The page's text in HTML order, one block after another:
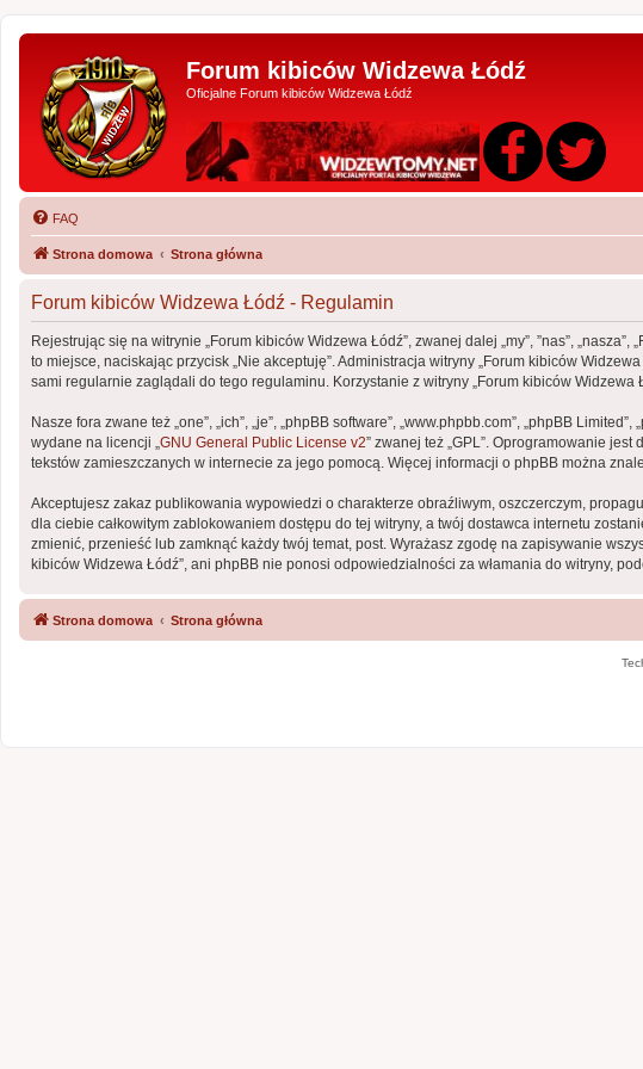
Forum kibiców Widzewa Łódź
Oficjalne Forum kibiców Widzewa Łódź
FAQ
Strona domowa Strona główna
Forum kibiców Widzewa Łódź - Regulamin
Rejestrując się na witrynie „Forum kibiców Widzewa Łódź”, zwanej dalej „my”, ”nas”,
to miejsce, naciskając przycisk „Nie akceptuję”. Administracja witryny „Forum kibiców
sami regularnie zaglądali do tego regulaminu. Korzystanie z witryny „Forum kibiców
Nasze fora zwane też „one”, „ich”, „je”, „phpBB software”, „www.phpbb.com”, „phpBB
wydane na licencji „GNU General Public License v2” zwanej też „GPL”. Oprogramowanie
tekstów zamieszczanych w internecie za jego pomocą. Więcej informacji o phpBB można
Akceptujesz zakaz publikowania wypowiedzi o charakterze obraźliwym, oszczerczym,
dla ciebie całkowitym zablokowaniem dostępu do tej witryny, a twój dostawca internetu
zmienić, przenieść lub zamknąć każdy twój temat, post. Wyrażasz zgodę na zapisywanie
kibiców Widzewa Łódź”, ani phpBB nie ponosi odpowiedzialności za włamania do witryny,
Strona domowa Strona główna